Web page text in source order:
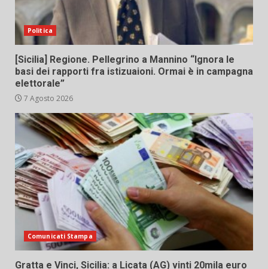
Politica
[Sicilia] Regione. Pellegrino a Mannino “Ignora le
basi dei rapporti fra istizuaioni. Ormai è in campagna
elettorale”
7 Agosto 2026
Comunicati Stampa
Gratta e Vinci, Sicilia: a Licata (AG) vinti 20mila euro